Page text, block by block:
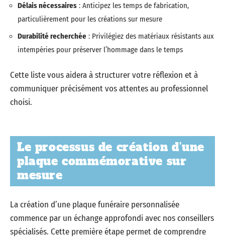
Délais nécessaires : Anticipez les temps de fabrication,
particulièrement pour les créations sur mesure
Durabilité recherchée : Privilégiez des matériaux résistants aux
intempéries pour préserver l’hommage dans le temps
Cette liste vous aidera à structurer votre réflexion et à
communiquer précisément vos attentes au professionnel
choisi.
Le processus de création d’une
plaque commémorative sur
mesure
La création d’une plaque funéraire personnalisée
commence par un échange approfondi avec nos conseillers
spécialisés. Cette première étape permet de comprendre